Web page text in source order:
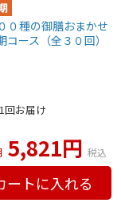
種の御膳おまかせ
ース（全３０回）
お届け
5,821円 税込
ートに入れる